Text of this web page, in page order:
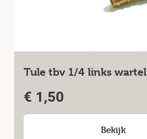
Tule tbv 1/4 links wartel
€ 1,50
Bekijk